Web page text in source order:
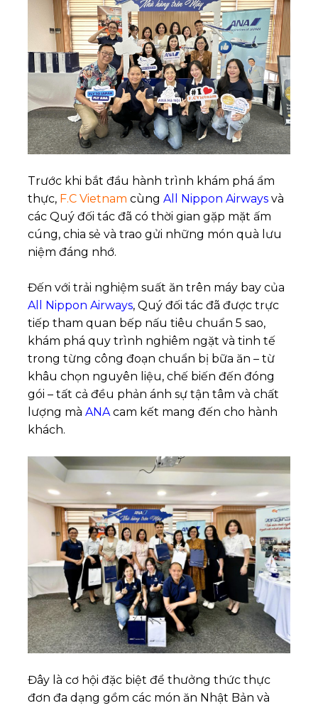
Trước khi bắt đầu hành trình khám phá ẩm
thực, F.C Vietnam cùng All Nippon Airways và
các Quý đối tác đã có thời gian gặp mặt ấm
cúng, chia sẻ và trao gửi những món quà lưu
niệm đáng nhớ.
Đến với trải nghiệm suất ăn trên máy bay của
All Nippon Airways, Quý đối tác đã được trực
tiếp tham quan bếp nấu tiêu chuẩn 5 sao,
khám phá quy trình nghiêm ngặt và tinh tế
trong từng công đoạn chuẩn bị bữa ăn – từ
khâu chọn nguyên liệu, chế biến đến đóng
gói – tất cả đều phản ánh sự tận tâm và chất
lượng mà ANA cam kết mang đến cho hành
khách.
Đây là cơ hội đặc biệt để thưởng thức thực
đơn đa dạng gồm các món ăn Nhật Bản và